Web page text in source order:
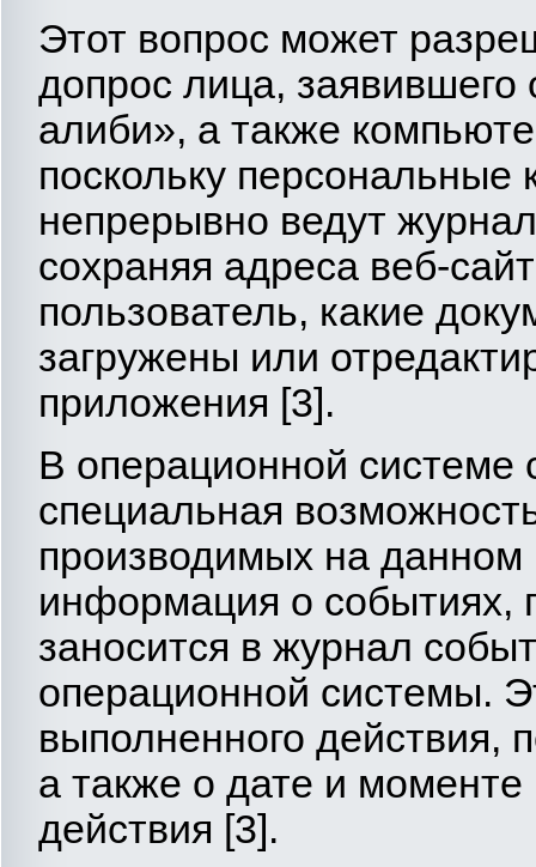
Этот вопрос может
допрос лица, заявившего
алиби», а также
поскольку
непрерывно ведут
сохраняя адреса веб-
пользователь, какие
загружены или
приложения [3].
В операционной системе
специальная
производимых на данном
информация о событиях,
заносится в журнал
операционной системы.
выполненного действия,
а также о дате и
действия [3].